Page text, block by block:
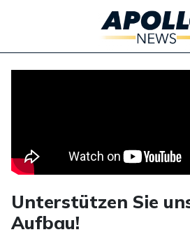
Unterstützen Sie
Aufbau!